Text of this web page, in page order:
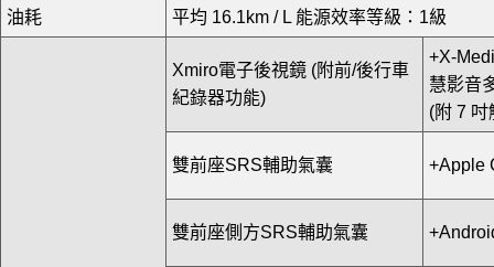
油耗 平均 16.1km / L 能源效率等級：1級
Xmiro電子後視鏡 (附前/後行車
紀錄器功能)
+X-
慧影音
(附 7 吋
雙前座SRS輔助氣囊 +Apple
雙前座側方SRS輔助氣囊